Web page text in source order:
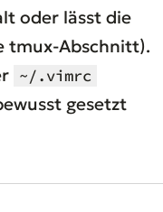
oder lässt die
tmux-Abschnitt).
~/.vimrc
gesetzt